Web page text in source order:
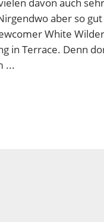
aber so
White
in Terrace. Denn